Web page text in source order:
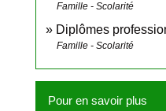
Famille - Scolarité
Diplômes
Famille - Scolarité
Pour en savoir plus